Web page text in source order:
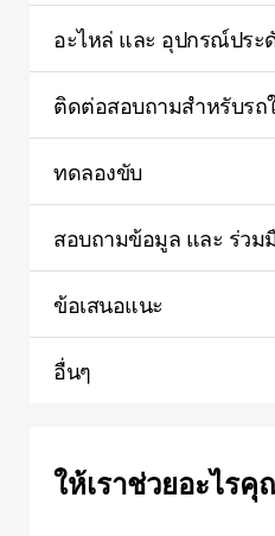
อะไหล่ และ อุปกรณ์ประ
ติดต่อสอบถามสำหรับรถ
ทดลองขับ
สอบถามข้อมูล และ ร่วม
ข้อเสนอแนะ
อื่นๆ
ให้เราช่วยอะไรคุ